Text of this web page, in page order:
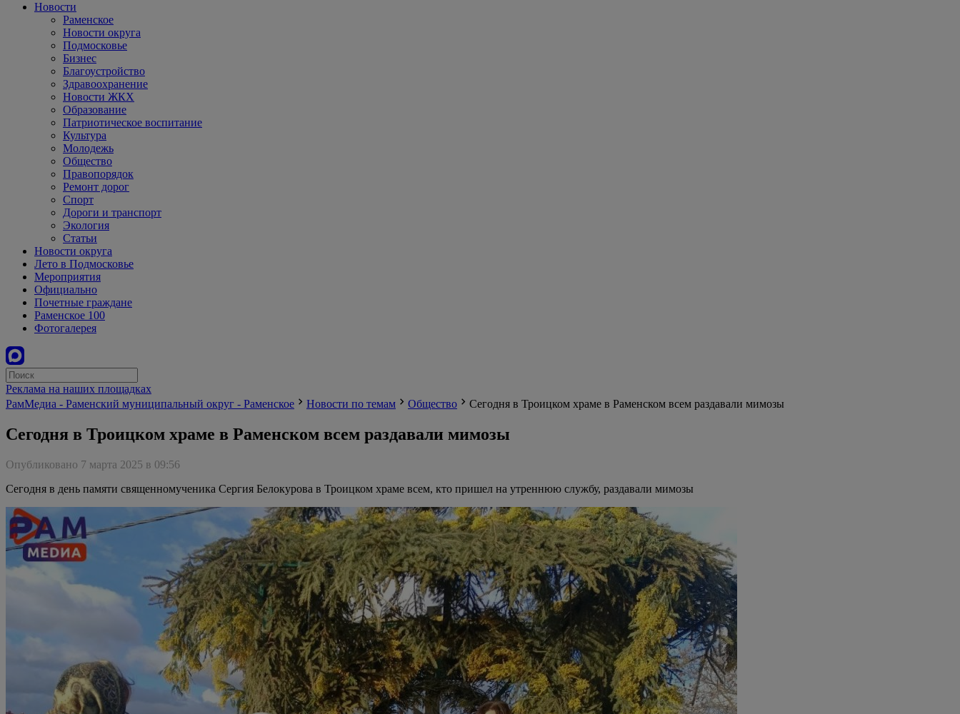
Новости
Раменское
Новости округа
Подмосковье
Бизнес
Благоустройство
Здравоохранение
Новости ЖКХ
Образование
Патриотическое воспитание
Культура
Молодежь
Общество
Правопорядок
Ремонт дорог
Спорт
Дороги и транспорт
Экология
Статьи
Новости округа
Лето в Подмосковье
Мероприятия
Официально
Почетные граждане
Раменское 100
Фотогалерея
Реклама на наших площадках
РамМедиа - Раменский муниципальный округ - Раменское
Новости по темам Общество Сегодня в Троицком храме в Раменском всем раздавали мимозы
Сегодня в Троицком храме в Раменском всем раздавали мимозы
Опубликовано 7 марта 2025 в 09:56
Сегодня в день памяти священномученика Сергия Белокурова в Троицком храме всем, кто пришел на утреннюю службу, раздавали мимозы